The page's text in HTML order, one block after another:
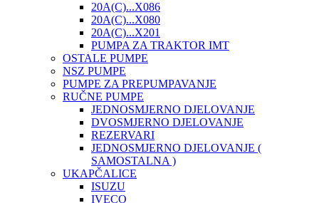
20A(C)...X086
20A(C)...X080
20A(C)...X201
PUMPA ZA TRAKTOR IMT
OSTALE PUMPE
NSZ PUMPE
PUMPE ZA PREPUMPAVANJE
RUČNE PUMPE
JEDNOSMJERNO DJELOVANJE
DVOSMJERNO DJELOVANJE
REZERVARI
JEDNOSMJERNO DJELOVANJE (
SAMOSTALNA )
UKAPČALICE
ISUZU
IVECO